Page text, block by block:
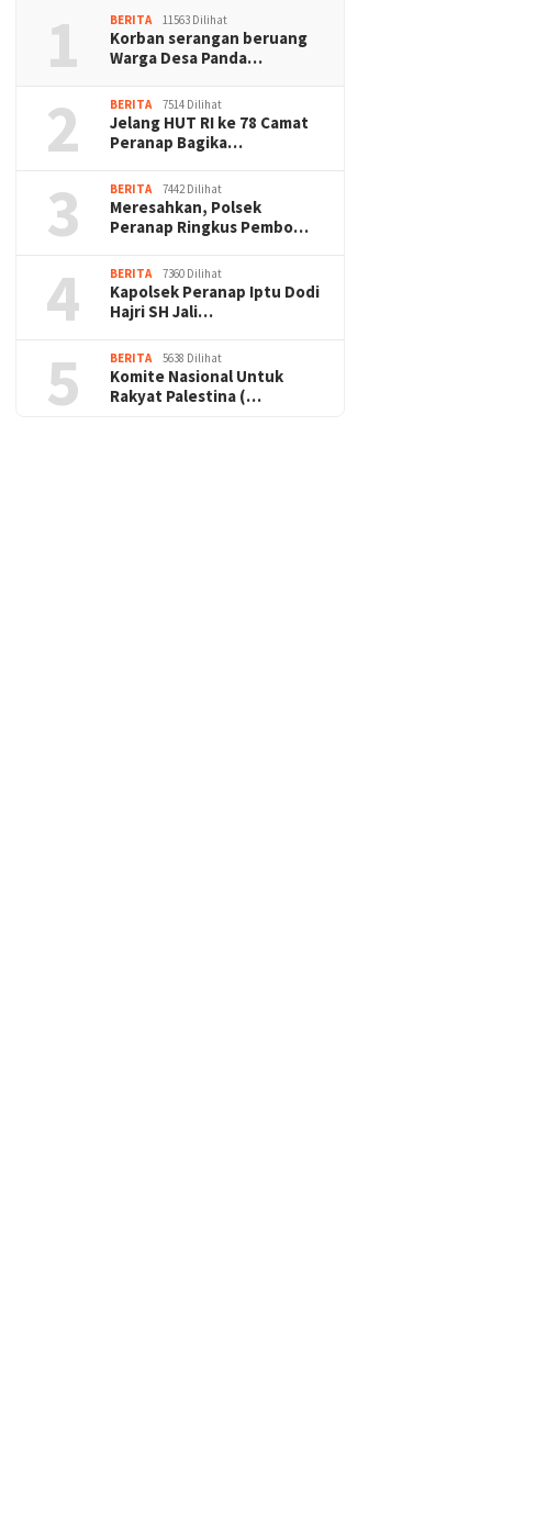
1 BERITA 11563 Dilihat
Korban serangan beruang
Warga Desa Panda…
2 BERITA 7514 Dilihat
Jelang HUT RI ke 78 Camat
Peranap Bagika…
3 BERITA 7442 Dilihat
Meresahkan, Polsek
Peranap Ringkus Pembo…
4 BERITA 7360 Dilihat
Kapolsek Peranap Iptu Dodi
Hajri SH Jali…
5 BERITA 5638 Dilihat
Komite Nasional Untuk
Rakyat Palestina (…